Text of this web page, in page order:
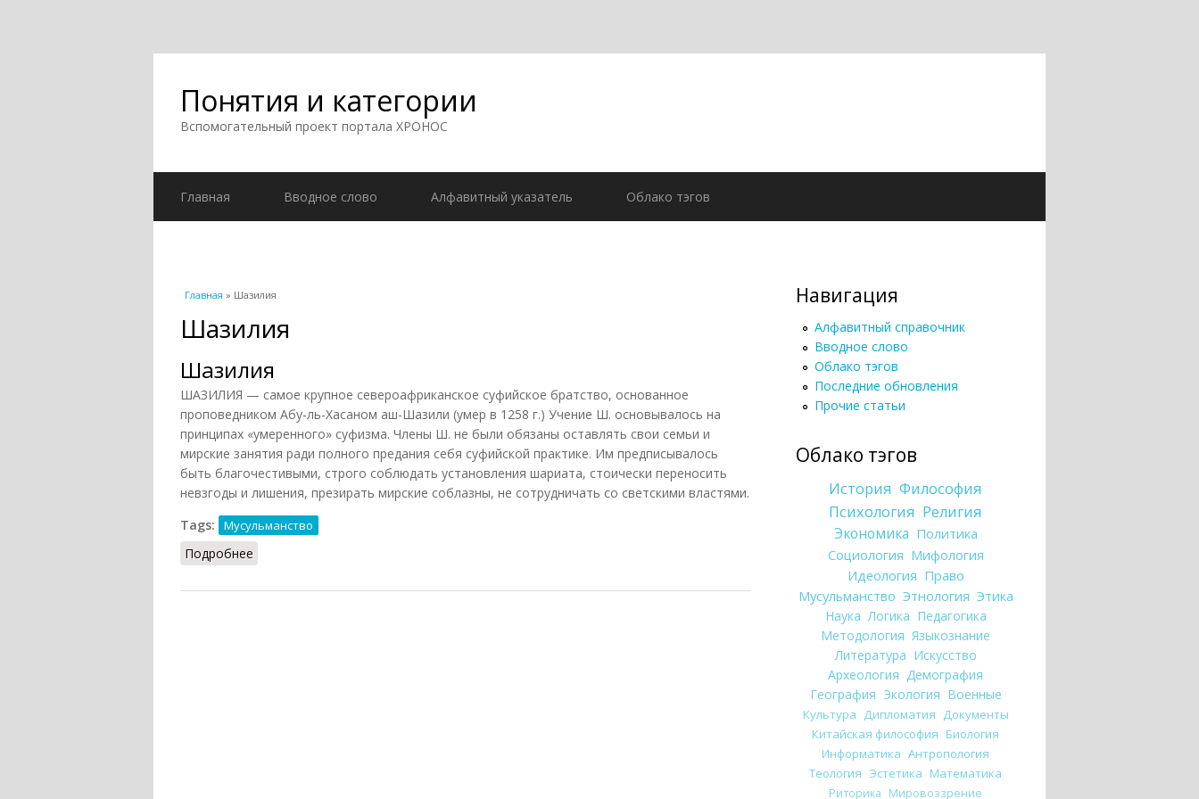
Понятия и категории
Вспомогательный проект портала ХРОНОС
Главная Вводное слово Алфавитный указатель Облако тэгов
Вы здесь
Главная » Шазилия
Шазилия
Шазилия
ШАЗИЛИЯ — самое крупное североафриканское суфийское братство, основанное
проповедником Абу-ль-Хасаном аш-Шазили (умер в 1258 г.) Учение Ш. основывалось на
принципах «умеренного» суфизма. Члены Ш. не были обязаны оставлять свои семьи и
мирские занятия ради полного предания себя суфийской практике. Им предписывалось
быть благочестивыми, строго соблюдать установления шариата, стоически переносить
невзгоды и лишения, презирать мирские соблазны, не сотрудничать со светскими властями.
Tags:
Мусульманство
Подробнее
Навигация
Алфавитный справочник
Вводное слово
Облако тэгов
Последние обновления
Прочие статьи
Облако тэгов
История Философия
Психология Религия
Экономика Политика
Социология Мифология
Идеология Право
Мусульманство Этнология Этика
Наука Логика Педагогика
Методология Языкознание
Литература Искусство
Археология Демография
География Экология Военные
Культура Дипломатия Документы
Китайская философия Биология
Информатика Антропология
Теология Эстетика Математика
Риторика Мировоззрение